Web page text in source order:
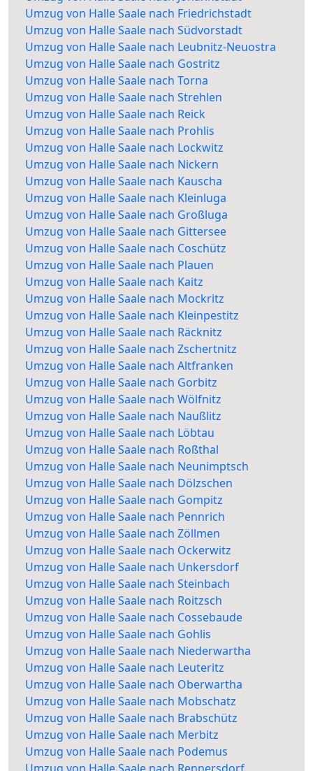
Umzug von Halle Saale nach Friedrichstadt
Umzug von Halle Saale nach Südvorstadt
Umzug von Halle Saale nach Leubnitz-Neuostra
Umzug von Halle Saale nach Gostritz
Umzug von Halle Saale nach Torna
Umzug von Halle Saale nach Strehlen
Umzug von Halle Saale nach Reick
Umzug von Halle Saale nach Prohlis
Umzug von Halle Saale nach Lockwitz
Umzug von Halle Saale nach Nickern
Umzug von Halle Saale nach Kauscha
Umzug von Halle Saale nach Kleinluga
Umzug von Halle Saale nach Großluga
Umzug von Halle Saale nach Gittersee
Umzug von Halle Saale nach Coschütz
Umzug von Halle Saale nach Plauen
Umzug von Halle Saale nach Kaitz
Umzug von Halle Saale nach Mockritz
Umzug von Halle Saale nach Kleinpestitz
Umzug von Halle Saale nach Räcknitz
Umzug von Halle Saale nach Zschertnitz
Umzug von Halle Saale nach Altfranken
Umzug von Halle Saale nach Gorbitz
Umzug von Halle Saale nach Wölfnitz
Umzug von Halle Saale nach Naußlitz
Umzug von Halle Saale nach Löbtau
Umzug von Halle Saale nach Roßthal
Umzug von Halle Saale nach Neunimptsch
Umzug von Halle Saale nach Dölzschen
Umzug von Halle Saale nach Gompitz
Umzug von Halle Saale nach Pennrich
Umzug von Halle Saale nach Zöllmen
Umzug von Halle Saale nach Ockerwitz
Umzug von Halle Saale nach Unkersdorf
Umzug von Halle Saale nach Steinbach
Umzug von Halle Saale nach Roitzsch
Umzug von Halle Saale nach Cossebaude
Umzug von Halle Saale nach Gohlis
Umzug von Halle Saale nach Niederwartha
Umzug von Halle Saale nach Leuteritz
Umzug von Halle Saale nach Oberwartha
Umzug von Halle Saale nach Mobschatz
Umzug von Halle Saale nach Brabschütz
Umzug von Halle Saale nach Merbitz
Umzug von Halle Saale nach Podemus